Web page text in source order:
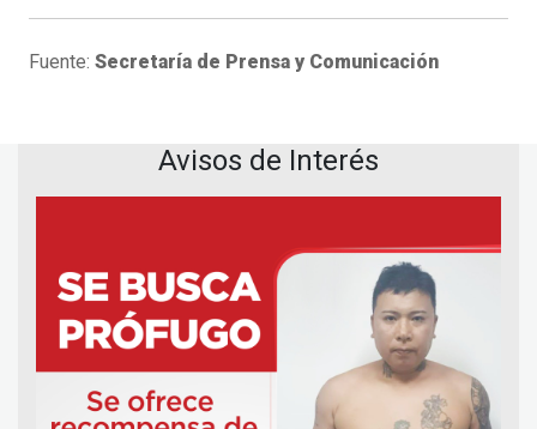
Fuente: Secretaría de Prensa y Comunicación
Avisos de Interés